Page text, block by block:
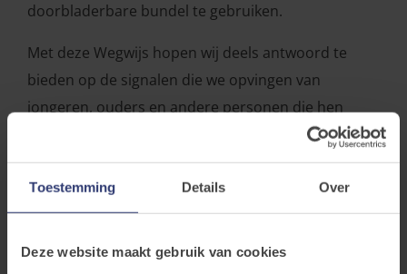
Toestemming Details Over
Deze website maakt gebruik van cookies
doorbladerbare bundel te gebruiken.
Met deze Wegwijs hopen wij deels antwoord te
bieden op de signalen die we opvingen van
jongeren, ouders en andere personen die hen